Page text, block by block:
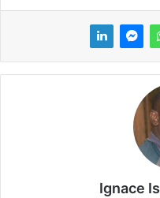
Ignace